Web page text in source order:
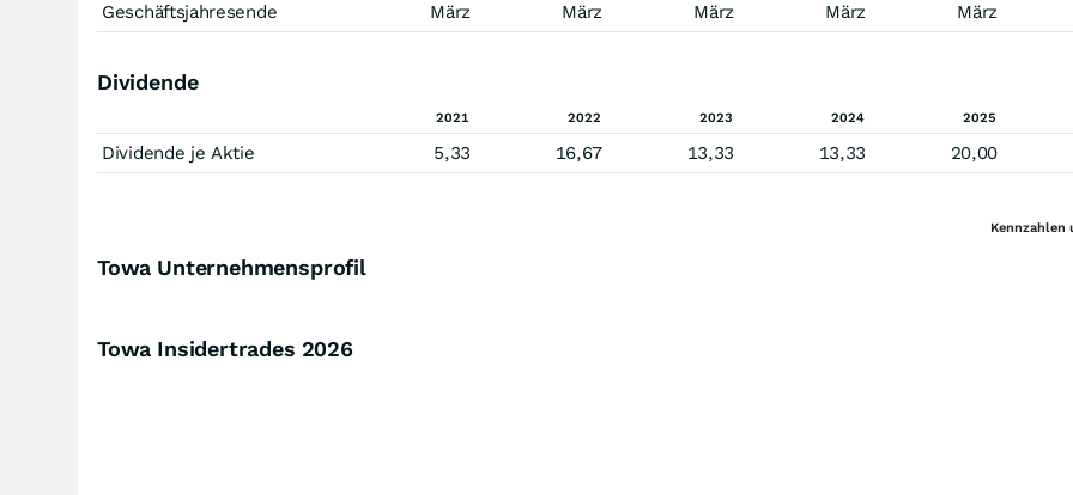
Geschäftsjahresende März März März März März
Dividende
2021 2022 2023 2024 2025
Dividende je Aktie 5,33 16,67 13,33 13,33 20,00
Kennzahlen
Towa Unternehmensprofil
Towa Insidertrades 2026